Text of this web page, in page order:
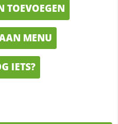
TOEVOEGEN
MENU
IETS?